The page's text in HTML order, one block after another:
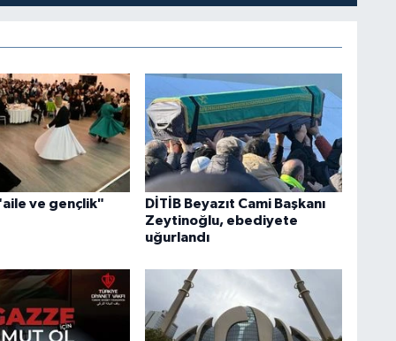
ve gençlik"
DİTİB Beyazıt Cami Başkanı
Zeytinoğlu, ebediyete
uğurlandı